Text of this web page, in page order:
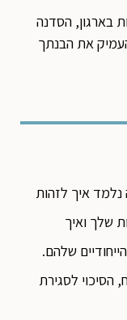
בארגון, הסדנה
את הבנתך
איך לזהות
שלך ואיך
שלהם.
לסגירת